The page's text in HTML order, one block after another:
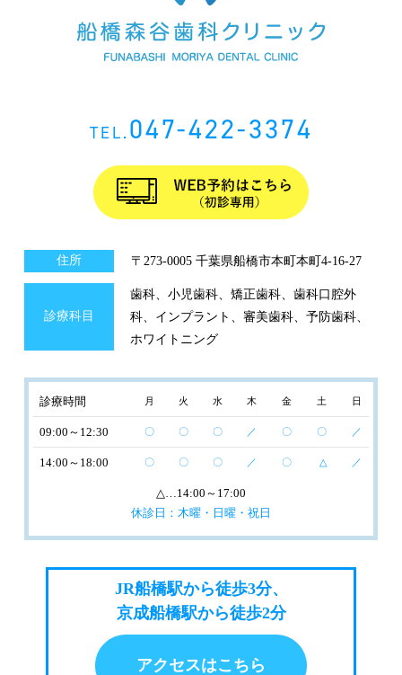
TEL.047-422-3374
住所 〒273-0005 千葉県船橋市本町本町4-16-27
診療科目
歯科、小児歯科、矯正歯科、歯科口腔外
科、インプラント、審美歯科、予防歯科、
ホワイトニング
診療時間 月 火 水 木 金 土 日
09:00～12:30 〇 〇 〇 ／ 〇 〇 ／
14:00～18:00 〇 〇 〇 ／ 〇 △ ／
△ …14:00～17:00
休診日：木曜・日曜・祝日
JR船橋駅から徒歩3分、
京成船橋駅から徒歩2分
アクセスはこちら